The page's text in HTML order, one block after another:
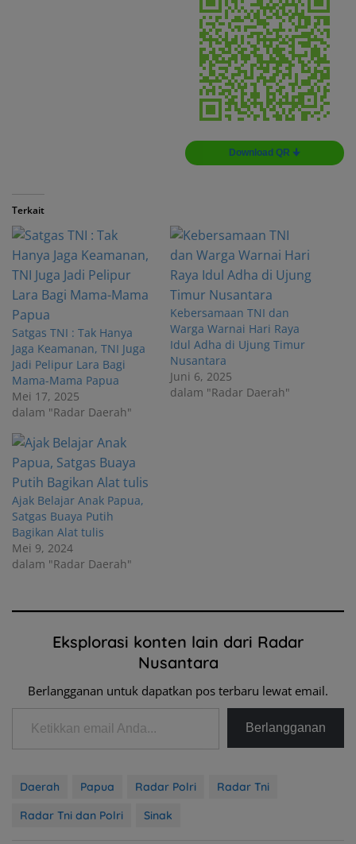
Download QR 🠋
Terkait
Satgas TNI : Tak Hanya
Jaga Keamanan, TNI Juga
Jadi Pelipur Lara Bagi
Mama-Mama Papua
Mei 17, 2025
dalam "Radar Daerah"
Kebersamaan TNI dan
Warga Warnai Hari Raya
Idul Adha di Ujung Timur
Nusantara
Juni 6, 2025
dalam "Radar Daerah"
Ajak Belajar Anak Papua,
Satgas Buaya Putih
Bagikan Alat tulis
Mei 9, 2024
dalam "Radar Daerah"
Eksplorasi konten lain dari Radar
Nusantara
Berlangganan untuk dapatkan pos terbaru lewat email.
Ketikkan email Anda...
Berlangganan
Daerah Papua Radar Polri
Radar Tni
Radar Tni dan Polri
Sinak